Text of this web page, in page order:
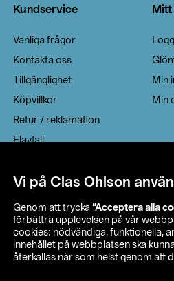
Vi på Clas Ohlson
Genom att trycka ”Acceptera alla
förbättra upplevelsen på vår
cookies: nödvändiga, funktionella,
innehållet på webbplatsen ska
återkallas när som helst genom att
Kundservice
Vanliga frågor
Kontakta oss
Tillgänglighet
Köpvillkor
Retur / reklamation
Elavfall
Leveransalternativ
Min
Min